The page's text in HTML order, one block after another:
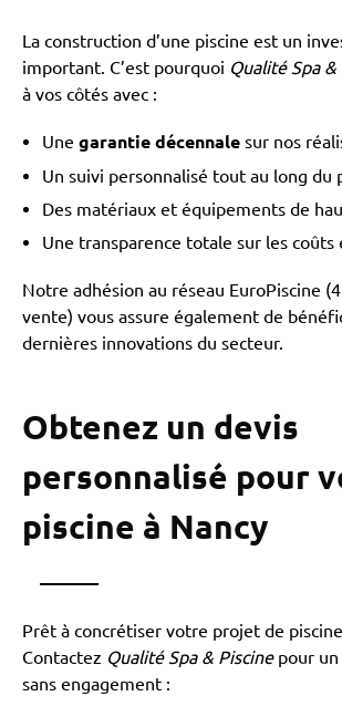
La construction d’une piscine est un
important. C’est pourquoi Qualité Spa &
à vos côtés avec :
Une garantie décennalesur nos
Un suivi personnalisé tout au long du
Des matériaux et équipements de
Une transparence totale sur les coûts
Notre adhésion au réseau EuroPiscine
vente) vous assure également de
dernières innovations du secteur.
Obtenez un devis
personnalisé pour
piscine à Nancy
Prêt à concrétiser votre projet de piscine
Contactez Qualité Spa & Piscinepour un
sans engagement :